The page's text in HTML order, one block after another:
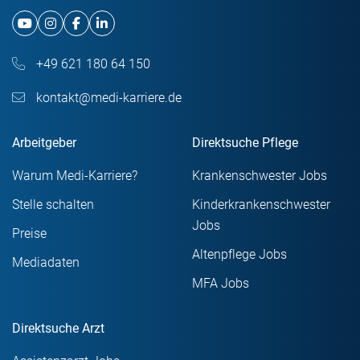
+49 621 180 64 150
kontakt@medi-karriere.de
Arbeitgeber
Warum Medi-Karriere?
Stelle schalten
Preise
Mediadaten
Direktsuche Pflege
Krankenschwester Jobs
Kinderkrankenschwester
Jobs
Altenpflege Jobs
MFA Jobs
Direktsuche Arzt